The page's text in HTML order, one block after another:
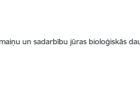
un sadarbību jūras bioloģiskās